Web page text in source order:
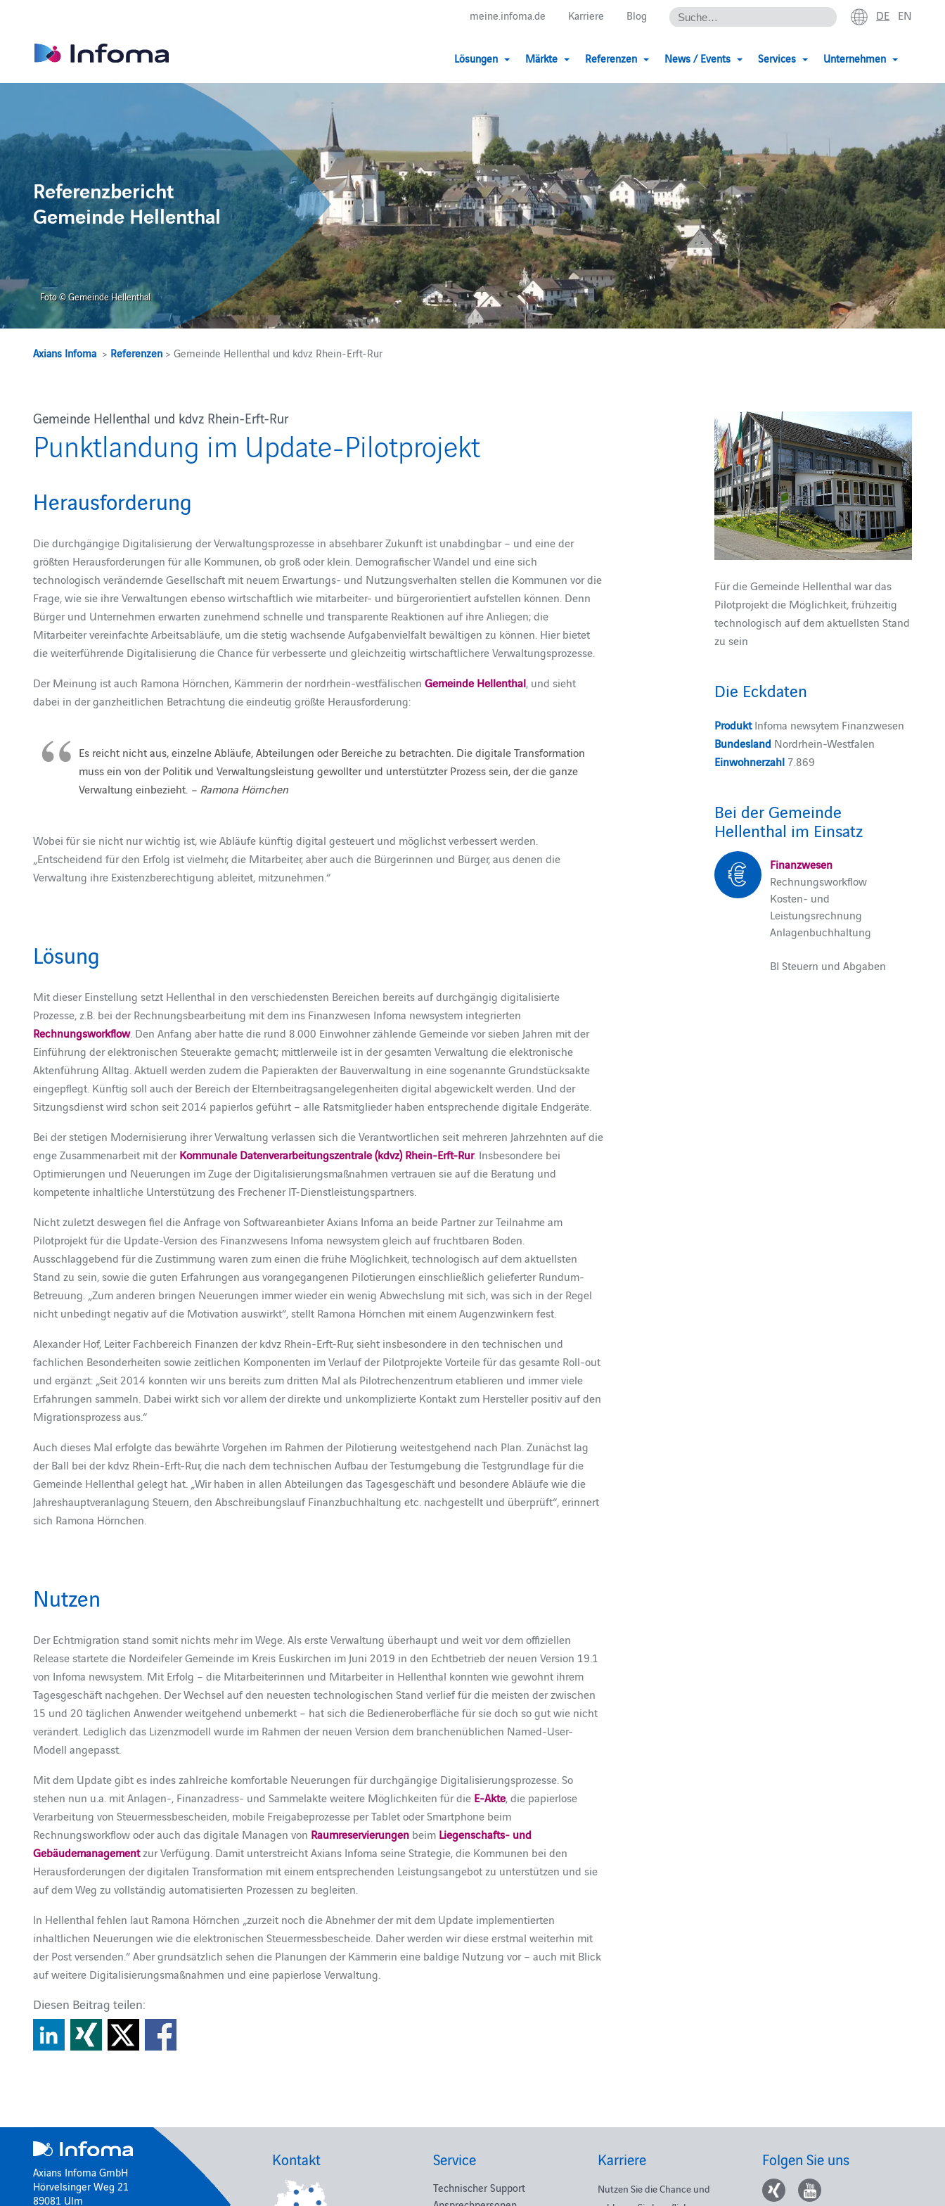
meine.infoma.de Karriere Blog DE EN
Lösungen Märkte Referenzen News / Events Services Unternehmen
Referenzbericht
Gemeinde Hellenthal
Foto © Gemeinde Hellenthal
Axians Infoma > Referenzen > Gemeinde Hellenthal und kdvz Rhein-Erft-Rur
Gemeinde Hellenthal und kdvz Rhein-Erft-Rur
Punktlandung im Update-Pilotprojekt
Herausforderung
Die durchgängige Digitalisierung der Verwaltungsprozesse in absehbarer Zukunft ist unabdingbar – und eine der
größten Herausforderungen für alle Kommunen, ob groß oder klein. Demografischer Wandel und eine sich
technologisch verändernde Gesellschaft mit neuem Erwartungs- und Nutzungsverhalten stellen die Kommunen vor die
Frage, wie sie ihre Verwaltungen ebenso wirtschaftlich wie mitarbeiter- und bürgerorientiert aufstellen können. Denn
Bürger und Unternehmen erwarten zunehmend schnelle und transparente Reaktionen auf ihre Anliegen; die
Mitarbeiter vereinfachte Arbeitsabläufe, um die stetig wachsende Aufgabenvielfalt bewältigen zu können. Hier bietet
die weiterführende Digitalisierung die Chance für verbesserte und gleichzeitig wirtschaftlichere Verwaltungsprozesse.
Der Meinung ist auch Ramona Hörnchen, Kämmerin der nordrhein-westfälischenGemeinde Hellenthal, und sieht
dabei in der ganzheitlichen Betrachtung die eindeutig größte Herausforderung:
Es reicht nicht aus, einzelne Abläufe, Abteilungen oder Bereiche zu betrachten. Die digitale Transformation
muss ein von der Politik und Verwaltungsleistung gewollter und unterstützter Prozess sein, der die ganze
Verwaltung einbezieht. – Ramona Hörnchen
Wobei für sie nicht nur wichtig ist, wie Abläufe künftig digital gesteuert und möglichst verbessert werden.
„Entscheidend für den Erfolg ist vielmehr, die Mitarbeiter, aber auch die Bürgerinnen und Bürger, aus denen die
Verwaltung ihre Existenzberechtigung ableitet, mitzunehmen.“
Lösung
Mit dieser Einstellung setzt Hellenthal in den verschiedensten Bereichen bereits auf durchgängig digitalisierte
Prozesse, z.B. bei der Rechnungsbearbeitung mit dem ins Finanzwesen Infoma newsystem integrierten
Rechnungsworkflow. Den Anfang aber hatte die rund 8.000 Einwohner zählende Gemeinde vor sieben Jahren mit der
Einführung der elektronischen Steuerakte gemacht; mittlerweile ist in der gesamten Verwaltung die elektronische
Aktenführung Alltag. Aktuell werden zudem die Papierakten der Bauverwaltung in eine sogenannte Grundstücksakte
eingepflegt. Künftig soll auch der Bereich der Elternbeitragsangelegenheiten digital abgewickelt werden. Und der
Sitzungsdienst wird schon seit 2014 papierlos geführt – alle Ratsmitglieder haben entsprechende digitale Endgeräte.
Bei der stetigen Modernisierung ihrer Verwaltung verlassen sich die Verantwortlichen seit mehreren Jahrzehnten auf die
enge Zusammenarbeit mit derKommunale Datenverarbeitungszentrale (kdvz) Rhein-Erft-Rur. Insbesondere bei
Optimierungen und Neuerungen im Zuge der Digitalisierungsmaßnahmen vertrauen sie auf die Beratung und
kompetente inhaltliche Unterstützung des Frechener IT-Dienstleistungspartners.
Nicht zuletzt deswegen fiel die Anfrage von Softwareanbieter Axians Infoma an beide Partner zur Teilnahme am
Pilotprojekt für die Update-Version des Finanzwesens Infoma newsystem gleich auf fruchtbaren Boden.
Ausschlaggebend für die Zustimmung waren zum einen die frühe Möglichkeit, technologisch auf dem aktuellsten
Stand zu sein, sowie die guten Erfahrungen aus vorangegangenen Pilotierungen einschließlich gelieferter Rundum-
Betreuung. „Zum anderen bringen Neuerungen immer wieder ein wenig Abwechslung mit sich, was sich in der Regel
nicht unbedingt negativ auf die Motivation auswirkt“, stellt Ramona Hörnchen mit einem Augenzwinkern fest.
Alexander Hof, Leiter Fachbereich Finanzen der kdvz Rhein-Erft-Rur, sieht insbesondere in den technischen und
fachlichen Besonderheiten sowie zeitlichen Komponenten im Verlauf der Pilotprojekte Vorteile für das gesamte Roll-out
und ergänzt: „Seit 2014 konnten wir uns bereits zum dritten Mal als Pilotrechenzentrum etablieren und immer viele
Erfahrungen sammeln. Dabei wirkt sich vor allem der direkte und unkomplizierte Kontakt zum Hersteller positiv auf den
Migrationsprozess aus.“
Auch dieses Mal erfolgte das bewährte Vorgehen im Rahmen der Pilotierung weitestgehend nach Plan. Zunächst lag
der Ball bei der kdvz Rhein-Erft-Rur, die nach dem technischen Aufbau der Testumgebung die Testgrundlage für die
Gemeinde Hellenthal gelegt hat. „Wir haben in allen Abteilungen das Tagesgeschäft und besondere Abläufe wie die
Jahreshauptveranlagung Steuern, den Abschreibungslauf Finanzbuchhaltung etc. nachgestellt und überprüft“, erinnert
sich Ramona Hörnchen.
Nutzen
Der Echtmigration stand somit nichts mehr im Wege. Als erste Verwaltung überhaupt und weit vor dem offiziellen
Release startete die Nordeifeler Gemeinde im Kreis Euskirchen im Juni 2019 in den Echtbetrieb der neuen Version 19.1
von Infoma newsystem. Mit Erfolg – die Mitarbeiterinnen und Mitarbeiter in Hellenthal konnten wie gewohnt ihrem
Tagesgeschäft nachgehen. Der Wechsel auf den neuesten technologischen Stand verlief für die meisten der zwischen
15 und 20 täglichen Anwender weitgehend unbemerkt – hat sich die Bedieneroberfläche für sie doch so gut wie nicht
verändert. Lediglich das Lizenzmodell wurde im Rahmen der neuen Version dem branchenüblichen Named-User-
Modell angepasst.
Mit dem Update gibt es indes zahlreiche komfortable Neuerungen für durchgängige Digitalisierungsprozesse. So
stehen nun u.a. mit Anlagen-, Finanzadress- und Sammelakte weitere Möglichkeiten für die E-Akte, die papierlose
Verarbeitung von Steuermessbescheiden, mobile Freigabeprozesse per Tablet oder Smartphone beim
Rechnungsworkflow oder auch das digitale Managen von Raumreservierungen beim Liegenschafts- und
Gebäudemanagementzur Verfügung. Damit unterstreicht Axians Infoma seine Strategie, die Kommunen bei den
Herausforderungen der digitalen Transformation mit einem entsprechenden Leistungsangebot zu unterstützen und sie
auf dem Weg zu vollständig automatisierten Prozessen zu begleiten.
In Hellenthal fehlen laut Ramona Hörnchen „zurzeit noch die Abnehmer der mit dem Update implementierten
inhaltlichen Neuerungen wie die elektronischen Steuermessbescheide. Daher werden wir diese erstmal weiterhin mit
der Post versenden.“ Aber grundsätzlich sehen die Planungen der Kämmerin eine baldige Nutzung vor – auch mit Blick
auf weitere Digitalisierungsmaßnahmen und eine papierlose Verwaltung.
Diesen Beitrag teilen:
Für die Gemeinde Hellenthal war das
Pilotprojekt die Möglichkeit, frühzeitig
technologisch auf dem aktuellsten Stand
zu sein
Die Eckdaten
ProduktInfoma newsytem Finanzwesen
BundeslandNordrhein-Westfalen
Einwohnerzahl7.869
Bei der Gemeinde
Hellenthal im Einsatz
Finanzwesen
Rechnungsworkflow
Kosten- und
Leistungsrechnung
Anlagenbuchhaltung
BI Steuern und Abgaben
Axians Infoma GmbH
Hörvelsinger Weg 21
89081 Ulm
Kontakt Service
Technischer Support
Karriere
Nutzen Sie die Chance und
Folgen Sie uns